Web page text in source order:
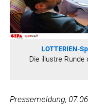
ADMIRAL SPORTWETTEN
EWP RECYCLING PFAND
ANNEMARIE CHARITY
IMPERIAL MARKETS
TRÄGERVEREIN
MEDIA
LOTTERIEN-
Die illustre Runde
Pressemeldung,